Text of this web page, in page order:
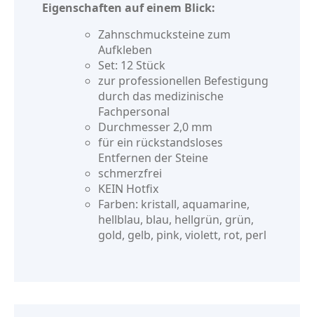
Eigenschaften auf einem Blick:
Zahnschmucksteine zum
Aufkleben
Set: 12 Stück
zur professionellen Befestigung
durch das medizinische
Fachpersonal
Durchmesser 2,0 mm
für ein rückstandsloses
Entfernen der Steine
schmerzfrei
KEIN Hotfix
Farben: kristall, aquamarine,
hellblau, blau, hellgrün, grün,
gold, gelb, pink, violett, rot, perl